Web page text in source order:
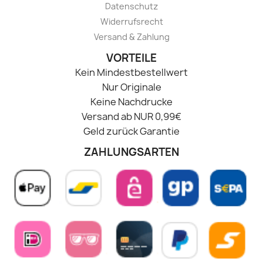
Datenschutz
Widerrufsrecht
Versand & Zahlung
VORTEILE
Kein Mindestbestellwert
Nur Originale
Keine Nachdrucke
Versand ab NUR 0,99€
Geld zurück Garantie
ZAHLUNGSARTEN